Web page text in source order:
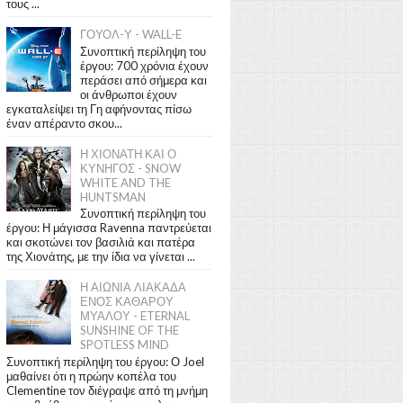
τους ...
ΓΟΥΟΛ-Υ - WALL-E
Συνοπτική περίληψη του
έργου: 700 χρόνια έχουν
περάσει από σήμερα και
οι άνθρωποι έχουν
εγκαταλείψει τη Γη αφήνοντας πίσω
έναν απέραντο σκου...
Η ΧΙΟΝΑΤΗ ΚΑΙ Ο
ΚΥΝΗΓΟΣ - SNOW
WHITE AND THE
HUNTSMAN
Συνοπτική περίληψη του
έργου: Η μάγισσα Ravenna παντρεύεται
και σκοτώνει τον βασιλιά και πατέρα
της Χιονάτης, με την ίδια να γίνεται ...
Η ΑΙΩΝΙΑ ΛΙΑΚΑΔΑ
ΕΝΟΣ ΚΑΘΑΡΟΥ
ΜΥΑΛΟΥ - ETERNAL
SUNSHINE OF THE
SPOTLESS MIND
Συνοπτική περίληψη του έργου: Ο Joel
μαθαίνει ότι η πρώην κοπέλα του
Clementine τον διέγραψε από τη μνήμη